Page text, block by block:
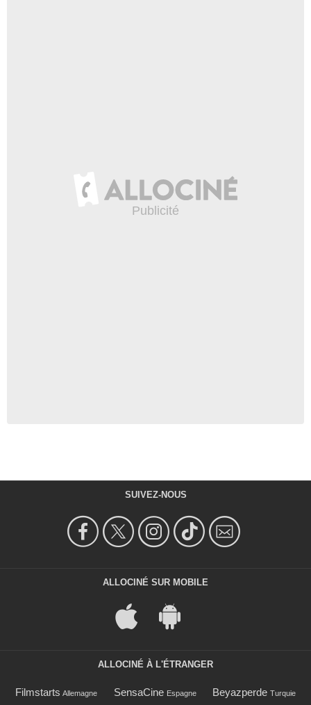
SUIVEZ-NOUS
ALLOCINÉ SUR MOBILE
ALLOCINÉ À L'ÉTRANGER
Filmstarts Allemagne SensaCine Espagne Beyazperde Turquie